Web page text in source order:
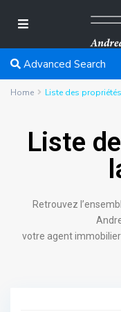
Advanced Search
Home Liste des
Liste
Retrouvez
votre agent